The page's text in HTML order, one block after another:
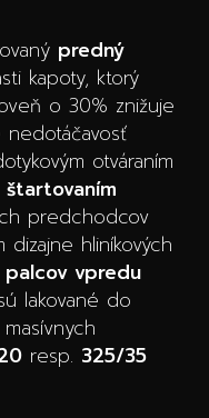
predný
kapoty, ktorý
o 30% znižuje
otváraním
štartovaním
predchodcov
hliníkových
palcov vpredu
lakované do
resp. 325/35